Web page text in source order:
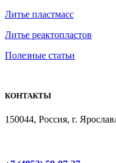
Литье пластмасс
Литье реактопластов
Полезные статьи
КОНТАКТЫ
150044, Россия, г.